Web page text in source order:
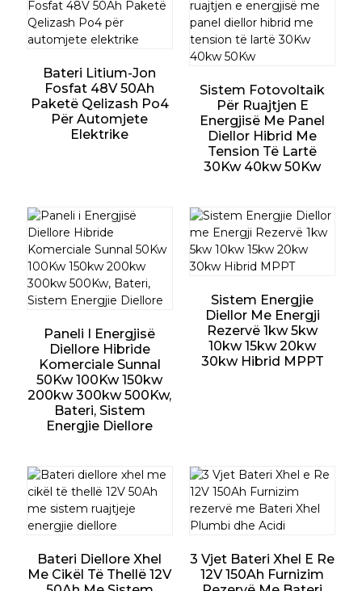
Bateri Litium-Jon
Fosfat 48V 50Ah
Paketë Qelizash Po4
Për Automjete
Elektrike
Sistem Fotovoltaik
Për Ruajtjen E
Energjisë Me Panel
Diellor Hibrid Me
Tension Të Lartë
30Kw 40kw 50Kw
Paneli I Energjisë
Diellore Hibride
Komerciale Sunnal
50Kw 100Kw 150kw
200kw 300kw 500Kw,
Bateri, Sistem
Energjie Diellore
Sistem Energjie
Diellor Me Energji
Rezervë 1kw 5kw
10kw 15kw 20kw
30kw Hibrid MPPT
Bateri Diellore Xhel
Me Cikël Të Thellë 12V
3 Vjet Bateri Xhel E Re
12V 150Ah Furnizim